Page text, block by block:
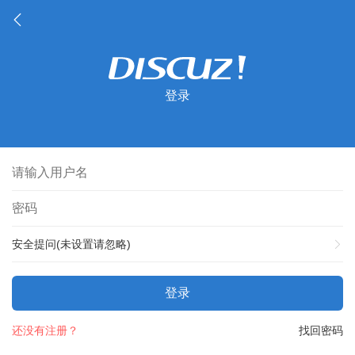
登录
安全提问(未设置请忽略)
登录
找回密码
还没有注册？